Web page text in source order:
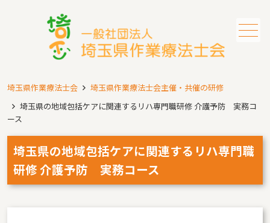
埼玉県作業療法士会
埼玉県作業療法士会主催・共催の研修
埼玉県の地域包括ケアに関連するリハ専門職研修 介護予防 実務コ
ース
埼玉県の地域包括ケアに関連するリハ専門職
研修 介護予防 実務コース